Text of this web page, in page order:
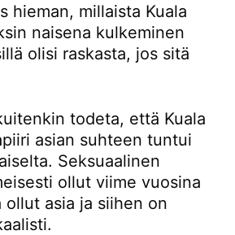
hieman, millaista Kuala
naisena kulkeminen
olisi raskasta, jos sitä
todeta, että Kuala
asian suhteen tuntui
Seksuaalinen
ollut viime vuosina
ollut asia ja siihen on